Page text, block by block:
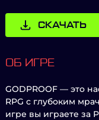
СКАЧАТЬ
ОБ ИГРЕ
GODPROOF — это
RPG с глубоким
игре вы играете за